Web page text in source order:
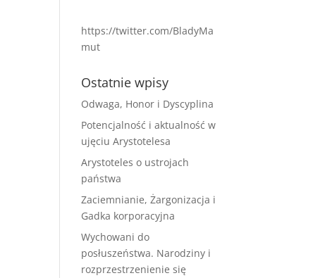
https://twitter.com/BladyMa
mut
Ostatnie wpisy
Odwaga, Honor i Dyscyplina
Potencjalność i aktualność w
ujęciu Arystotelesa
Arystoteles o ustrojach
państwa
Zaciemnianie, Żargonizacja i
Gadka korporacyjna
Wychowani do
posłuszeństwa. Narodziny i
rozprzestrzenienie się